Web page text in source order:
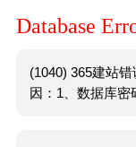
Database
(1040) 365建站
因：1、数据库密